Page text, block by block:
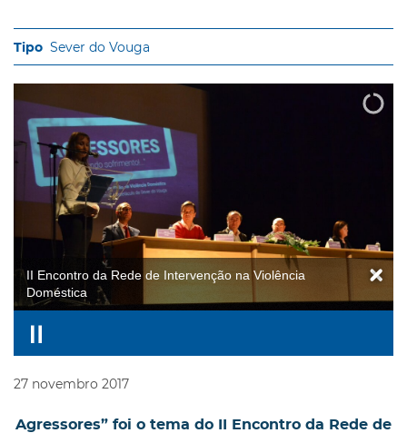
Sever do Vouga
II Encontro da Rede de Intervenção na Violência
Doméstica
27 novembro 2017
Agressores” foi o tema do II Encontro da Rede de